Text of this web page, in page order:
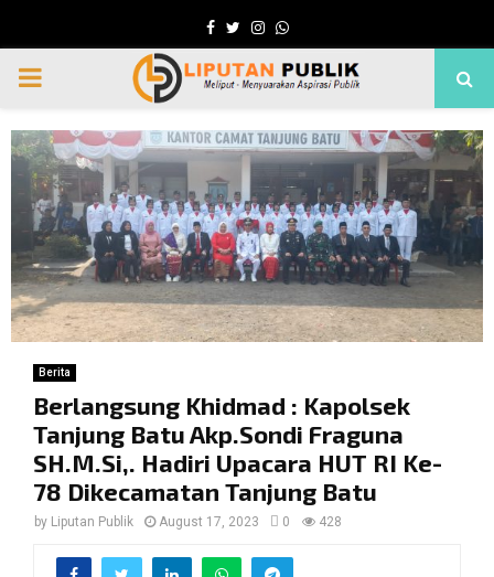
Facebook
TwitterInstagram
Whatsapp
PRIMARY
MENU
Berita
Berlangsung Khidmad : Kapolsek
Tanjung Batu Akp.Sondi Fraguna
SH.M.Si,. Hadiri Upacara HUT RI Ke-
78 Dikecamatan Tanjung Batu
by Liputan Publik August 17, 2023 0 428